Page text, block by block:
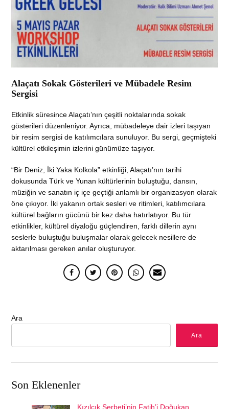
Alaçatı Sokak Gösterileri ve Mübadele Resim
Sergisi
Etkinlik süresince Alaçatı’nın çeşitli noktalarında sokak
gösterileri düzenleniyor. Ayrıca, mübadeleye dair izleri taşıyan
bir resim sergisi de katılımcılara sunuluyor. Bu sergi, geçmişteki
kültürel etkileşimin izlerini günümüze taşıyor.
“Bir Deniz, İki Yaka Kolkola” etkinliği, Alaçatı’nın tarihi
dokusunda Türk ve Yunan kültürlerinin buluştuğu, dansın,
müziğin ve sanatın iç içe geçtiği anlamlı bir organizasyon olarak
öne çıkıyor. İki yakanın ortak sesleri ve ritimleri, katılımcılara
kültürel bağların gücünü bir kez daha hatırlatıyor. Bu tür
etkinlikler, kültürel diyaloğu güçlendiren, farklı dillerin aynı
seslerle buluştuğu buluşmalar olarak gelecek nesillere de
aktarılması gereken anılar oluşturuyor.
Ara
Ara
Son Eklenenler
Kızılcık Şerbeti’nin Fatih’i Doğukan